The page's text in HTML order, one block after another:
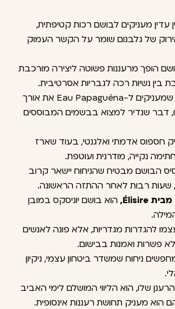
עדין מעניקים לבושם רכות קטיפתית,
של גלבנום שומר על הקשר העמוק
הופך מרעננות פשוטה ליצירה מורכבת
נשיות רכה לגבריות אסרטיבית.
תווי הבסיס הם אלו שמעניקים ל-Eau Papaguéna את אורך
דבר שנדיר למצוא בבשמים המבוססים
חספוס אדמתי ואלגנטי, בעוד שארז
נקייה, מודרנית ועוטפת.
הבושם מבטיח שהניחוח יישאר קרוב
שעות רבות לאחר ההתזה הראשונה.
הוא בושם יוניסקס במובן
להגדרות מגדריות, אלא פונה לאנשים
פשרות ואמנות בבישום.
ניחוח שמשדר ביטחון עצמי, ניקיון
שלו, הוא הליווי המושלם לימי האביב
הוא מעניק תחושת רעננות אינסופית.